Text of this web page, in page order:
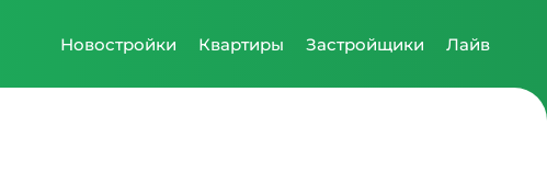
Новостройки Квартиры Застройщики Лайв